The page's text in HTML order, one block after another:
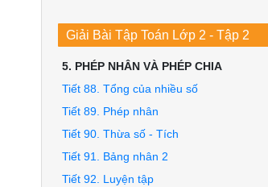
Giải Bài Tập Toán Lớp 2 - Tập 2
5. PHÉP NHÂN VÀ PHÉP CHIA
Tiết 88. Tổng của nhiều số
Tiết 89. Phép nhân
Tiết 90. Thừa số - Tích
Tiết 91. Bảng nhân 2
Tiết 92. Luyện tập